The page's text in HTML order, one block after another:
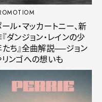
ル・マッカートニー、新
ダンジョン・レインの少
ち』全曲解説──ジョン
リンゴへの想いも